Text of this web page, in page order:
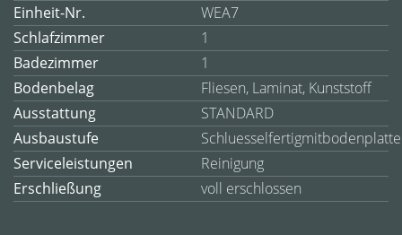
Einheit-Nr.
WEA7
Schlafzimmer
1
Badezimmer
1
Bodenbelag
Fliesen, Laminat, Kunststoff
Ausstattung
STANDARD
Ausbaustufe
Schluesselfertigmitbodenplatte
Serviceleistungen
Reinigung
Erschließung
voll erschlossen